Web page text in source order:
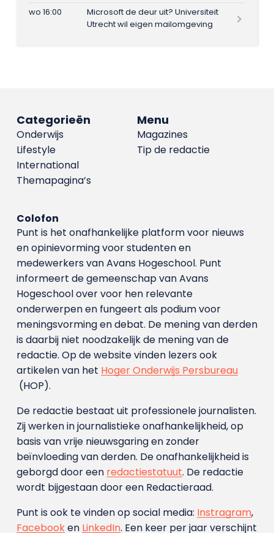
wo 16:00
Microsoft de deur uit? Universiteit
Utrecht wil eigen mailomgeving
Menu
Magazines
Tip de redactie
Categorieën
Onderwijs
Lifestyle
International
Themapagina’s
Colofon
Punt is het onafhankelijke platform voor nieuws
en opinievorming voor studenten en
medewerkers van Avans Hoge­school. Punt
informeert de gemeenschap van Avans
Hogeschool over voor hen relevante
onderwerpen en fungeert als podium voor
meningsvorming en debat. De mening van derden
is daarbij niet noodzakelijk de mening van de
redactie. Op de website vinden lezers ook
artikelen van het Hoger Onderwijs Persbureau
(HOP).
De redactie bestaat uit professionele journalisten.
Zij werken in journalistieke onafhankelijkheid, op
basis van vrije nieuwsgaring en zonder
beïnvloeding van derden. De onafhankelijkheid is
geborgd door een redactiestatuut. De redactie
wordt bijgestaan door een Redactieraad.
Punt is ook te vinden op social media: Instragram,
Facebooken LinkedIn. Een keer per jaar verschijnt